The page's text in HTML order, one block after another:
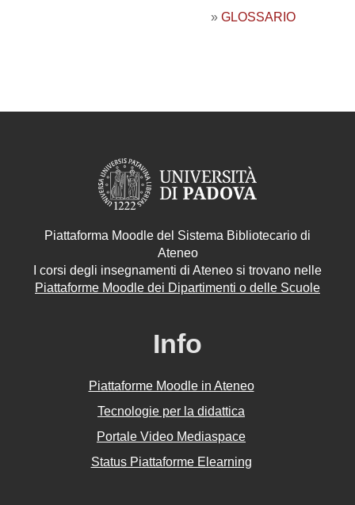
» GLOSSARIO
Piattaforma Moodle del Sistema Bibliotecario di
Ateneo
I corsi degli insegnamenti di Ateneo si trovano nelle
Piattaforme Moodle dei Dipartimenti o delle Scuole
Info
Piattaforme Moodle in Ateneo
Tecnologie per la didattica
Portale Video Mediaspace
Status Piattaforme Elearning